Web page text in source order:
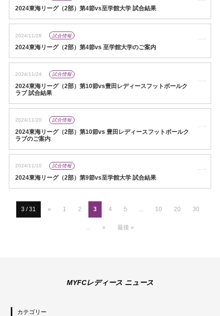
2024東海リーグ（2部）第4節vs至学館大学 試合結果
2024/11/28 試合情報
2024東海リーグ（2部）第4節vs 至学館大学のご案内
2024/11/24 試合情報
2024東海リーグ（2部）第10節vs豊田レディースフットボールク
ラブ 試合結果
2024/11/20 試合情報
2024東海リーグ（2部）第10節vs 豊田レディースフットボールク
ラブのご案内
2024/11/10 試合情報
2024東海リーグ（2部）第9節vs至学館大学 試合結果
3 / 31 « 1 2 3 4 5 ... 10 20 30
... » 最後 »
MYFCレディース ニュース
カテゴリー